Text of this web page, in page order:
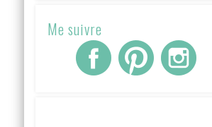
Me suivre